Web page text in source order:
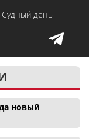
день
новый